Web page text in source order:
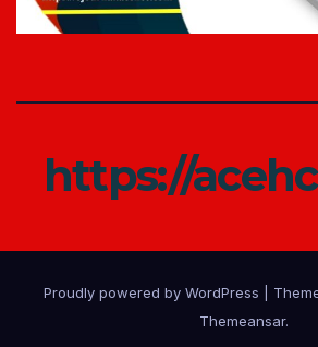
https://
Proudly powered by WordPress
Themeansar.